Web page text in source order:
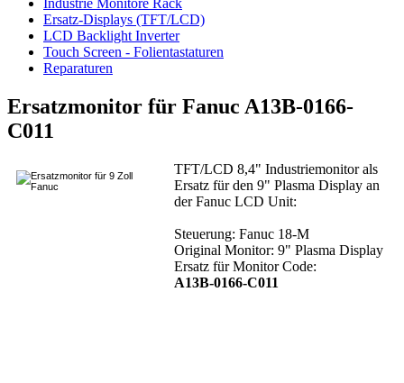
Industrie Monitore Rack
Ersatz-Displays (TFT/LCD)
LCD Backlight Inverter
Touch Screen - Folientastaturen
Reparaturen
Ersatzmonitor für Fanuc A13B-0166-
C011
TFT/LCD 8,4" Industriemonitor als
Ersatz für den 9" Plasma Display an
der Fanuc LCD Unit:
Steuerung: Fanuc 18-M
Original Monitor: 9" Plasma Display
Ersatz für Monitor Code:
A13B-0166-C011